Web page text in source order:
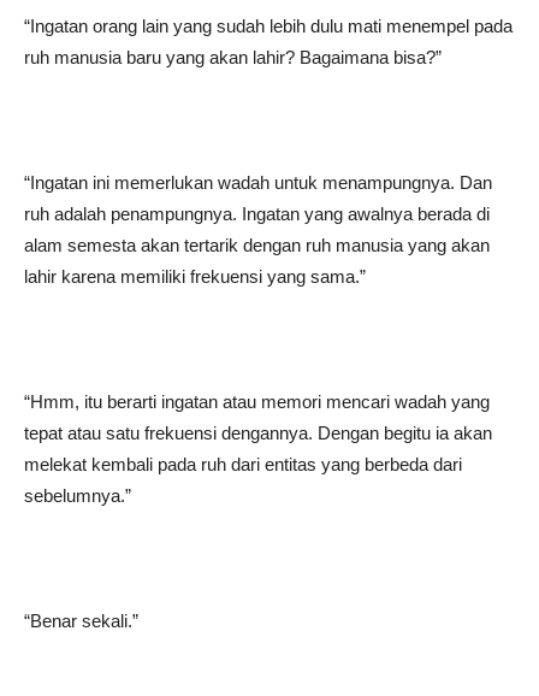
“Ingatan orang lain yang sudah lebih dulu mati menempel pada
ruh manusia baru yang akan lahir? Bagaimana bisa?”
“Ingatan ini memerlukan wadah untuk menampungnya. Dan
ruh adalah penampungnya. Ingatan yang awalnya berada di
alam semesta akan tertarik dengan ruh manusia yang akan
lahir karena memiliki frekuensi yang sama.”
“Hmm, itu berarti ingatan atau memori mencari wadah yang
tepat atau satu frekuensi dengannya. Dengan begitu ia akan
melekat kembali pada ruh dari entitas yang berbeda dari
sebelumnya.”
“Benar sekali.”